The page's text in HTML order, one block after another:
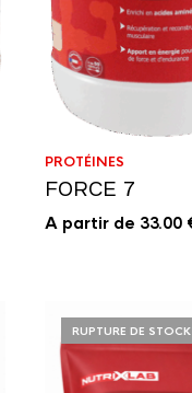
PROTÉINES
FORCE 7
A partir de 33.00
RUPTURE DE STOCK